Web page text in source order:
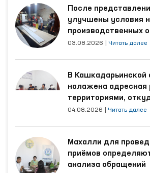
После
улучшены условия
производственных
трудятся
03.08.2026 Читать далее
В Кашкадарьинской
налажена адресная
территориями,
наибольшее
04.08.2026 Читать далее
Махалли для
приёмов
анализа обращений